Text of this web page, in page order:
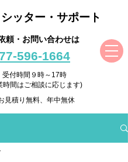
ッター・サポート
頼・お問い合わせは
596-1664
受付時間９時～17時
時間はご相談に応じます)
見積り無料、年中無休